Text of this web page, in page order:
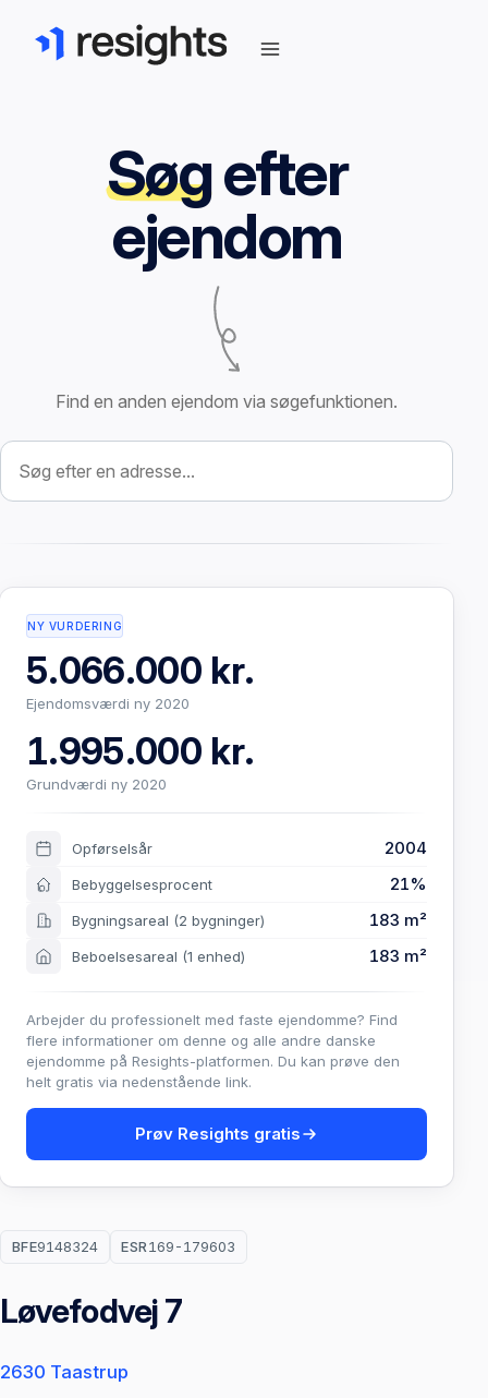
Søgefter
ejendom
Find en anden ejendom via søgefunktionen.
Søg efter ejendom
BFE9148324 ESR169-179603
Løvefodvej 7
2630 Taastrup
NY VURDERING
5.066.000 kr.
Ejendomsværdi ny 2020
1.995.000 kr.
Grundværdi ny 2020
Opførselsår 2004
Bebyggelsesprocent 21%
Bygningsareal (2 bygninger) 183 m²
Beboelsesareal (1 enhed) 183 m²
Arbejder du professionelt med faste ejendomme? Find
flere informationer om denne og alle andre danske
ejendomme på Resights-platformen. Du kan prøve den
helt gratis via nedenstående link.
Prøv Resights gratis